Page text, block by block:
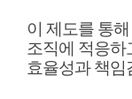
이 제도를 통
조직에 적응하
효율성과 책임